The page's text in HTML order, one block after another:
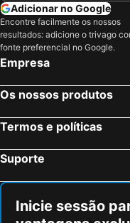
Adicionar no Google
Encontre facilmente os nossos
resultados: adicione o trivago
fonte preferencial no Google.
Empresa
Os nossos produtos
Termos e políticas
Suporte
Inicie sessão